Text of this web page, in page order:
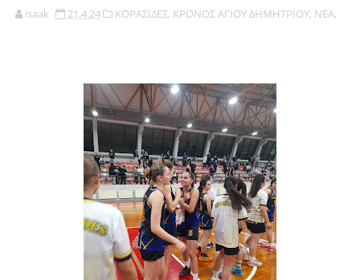
isaak 21.4.24 ΚΟΡΑΣΙΔΕΣ, ΚΡΟΝΟΣ ΑΓΙΟΥ ΔΗΜΗΤΡΙΟΥ, ΝΕΑ,